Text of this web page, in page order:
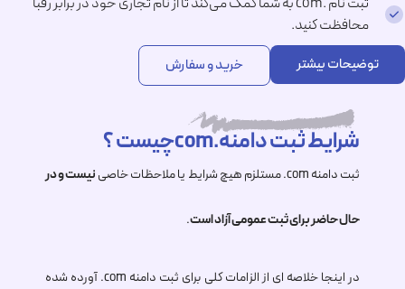
محافظت کنید.
توضیحات بیشتر خرید و سفارش
شرایط ثبت دامنه.comچیست ؟
ثبت دامنه.comمستلزم هیچ شرایط یا ملاحظات خاصینیست و در
حال حاضر برای ثبت عمومی آزاد است.
در اینجا خلاصه ای از الزامات کلی برای ثبت دامنه .comآورده شده